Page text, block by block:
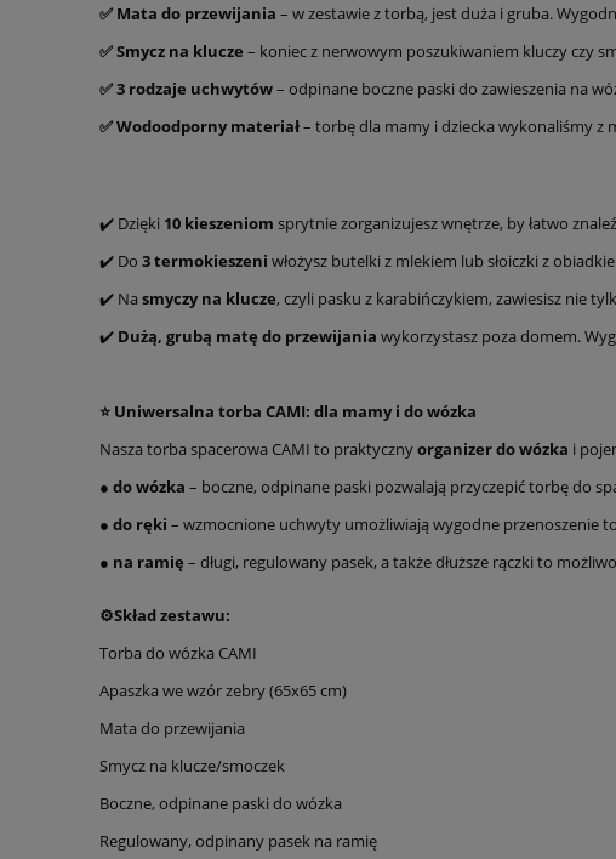
✅️ Mata do przewijania – w zestawie z torbą, jest duża i gruba.
✅️ Smycz na klucze – koniec z nerwowym poszukiwaniem kluczy czy
✅️ 3 rodzaje uchwytów– odpinane boczne paski do zawieszenia na
✅️ Wodoodporny materiał– torbę dla mamy i dziecka wykonaliśmy z
✔️ Dzięki 10 kieszeniom sprytnie zorganizujesz wnętrze, by łatwo
✔️ Do 3termokieszeni włożysz butelki z mlekiem lub słoiczki z
✔️ Na smyczy na klucze, czyli pasku z karabińczykiem, zawiesisz nie
✔️ Dużą, grubą matę do przewijania wykorzystasz poza domem.
⭐ Uniwersalna torba CAMI: dla mamy i do wózka
Nasza torba spacerowa CAMI to praktycznyorganizerdo wózka i
● do wózka – boczne, odpinane paski pozwalają przyczepić torbę do
● do ręki – wzmocnione uchwyty umożliwiają wygodne przenoszenie
● na ramię – długi, regulowany pasek, a także dłuższe rączki to
⚙️Skład zestawu:
Torba do wózka CAMI
Apaszka we wzór zebry (65x65 cm)
Mata do przewijania
Smycz na klucze/smoczek
Boczne, odpinane paski do wózka
Regulowany, odpinany pasek na ramię